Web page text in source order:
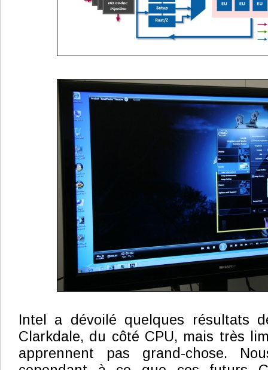
Intel a dévoilé quelques résultats
Clarkdale, du côté CPU, mais très
apprennent pas grand-chose.